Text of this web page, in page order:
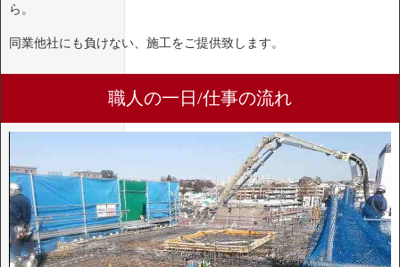
ら。
同業他社にも負けない、施工をご提供致します。
職人の一日/仕事の流れ